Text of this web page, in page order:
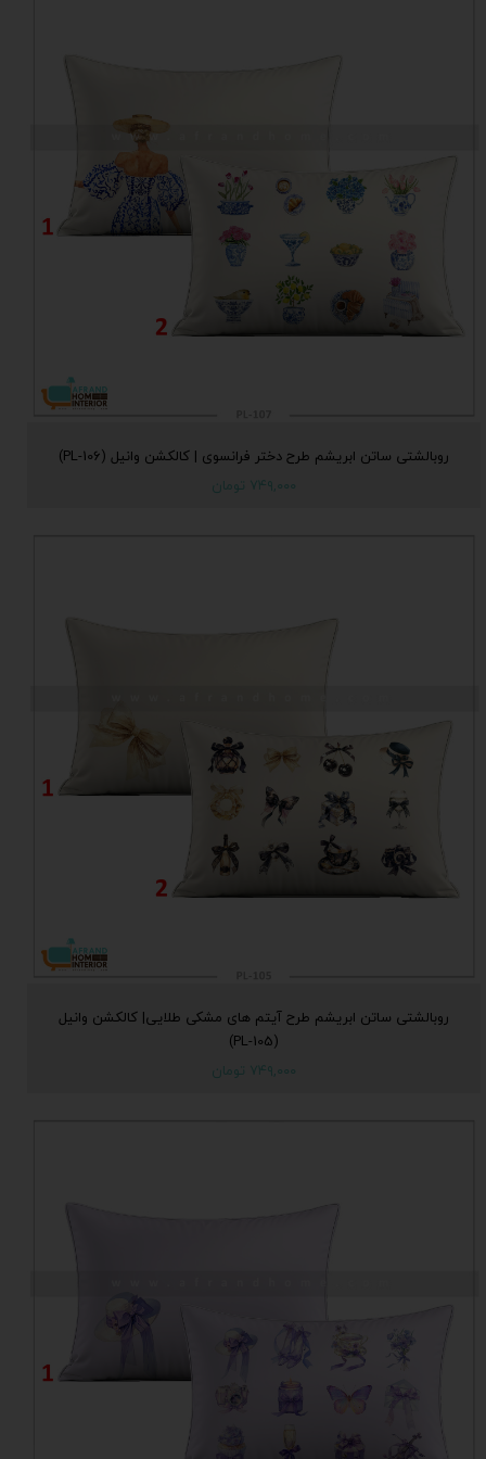
روبالشتی ساتن ابریشم طرح دختر فرانسوی | کالکشن وانیل (PL-106)
۷۴۹,۰۰۰ تومان
روبالشتی ساتن ابریشم طرح آیتم های مشکی طلایی| کالکشن وانیل
(PL-105)
۷۴۹,۰۰۰ تومان